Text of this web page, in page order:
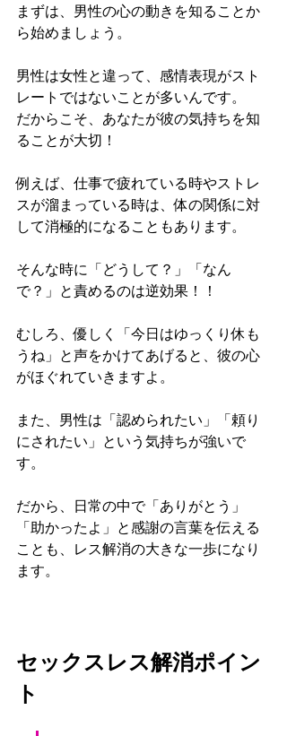
まずは、男性の心の動きを知ることか
ら始めましょう。
男性は女性と違って、感情表現がスト
レートではないことが多いんです。
だからこそ、あなたが彼の気持ちを知
ることが大切！
例えば、仕事で疲れている時やストレ
スが溜まっている時は、体の関係に対
して消極的になることもあります。
そんな時に「どうして？」「なん
で？」と責めるのは逆効果！！
むしろ、優しく「今日はゆっくり休も
うね」と声をかけてあげると、彼の心
がほぐれていきますよ。
また、男性は「認められたい」「頼り
にされたい」という気持ちが強いで
す。
だから、日常の中で「ありがとう」
「助かったよ」と感謝の言葉を伝える
ことも、レス解消の大きな一歩になり
ます。
セックスレス解消ポイン
ト